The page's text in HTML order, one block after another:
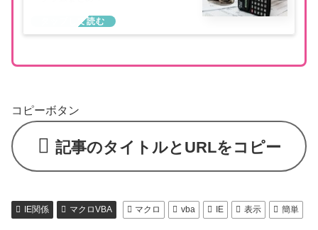
コピーボタン
記事のタイトルとURLをコピー
IE関係 マクロVBA マクロ vba IE 表示 簡単